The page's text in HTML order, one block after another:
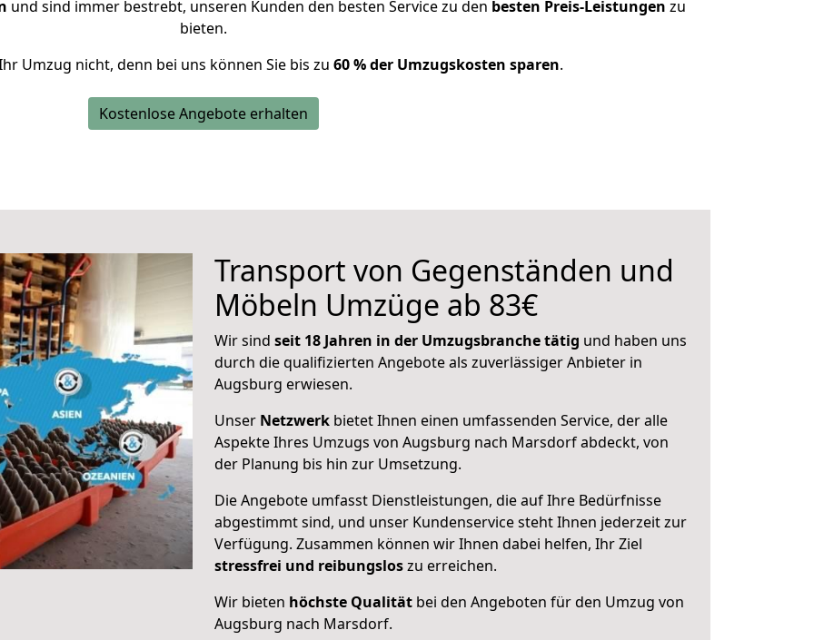
und sind immer bestrebt, unseren Kunden den besten Service zu den besten Preis-Leistungen zu
bieten.
Umzug nicht, denn bei uns können Sie bis zu 60 % der Umzugskosten sparen.
Kostenlose Angebote erhalten
Transport von Gegenständen und
Möbeln Umzüge ab 83€
Wir sind seit 18 Jahren in der Umzugsbranche tätig und haben uns
durch die qualifizierten Angebote als zuverlässiger Anbieter in
Augsburg erwiesen.
Unser Netzwerk bietet Ihnen einen umfassenden Service, der alle
Aspekte Ihres Umzugs von Augsburg nach Marsdorf abdeckt, von
der Planung bis hin zur Umsetzung.
Die Angebote umfasst Dienstleistungen, die auf Ihre Bedürfnisse
abgestimmt sind, und unser Kundenservice steht Ihnen jederzeit zur
Verfügung. Zusammen können wir Ihnen dabei helfen, Ihr Ziel
stressfrei und reibungsloszu erreichen.
Wir bieten höchste Qualität bei den Angeboten für den Umzug von
Augsburg nach Marsdorf.